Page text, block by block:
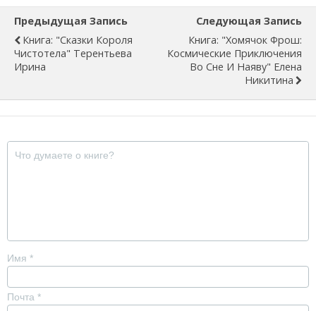
Предыдущая Запись
Книга: "Сказки Короля
Чистотела" Терентьева
Ирина
Следующая Запись
Книга: "Хомячок Фрош:
Космические Приключения
Во Сне И Наяву" Елена
Никитина
Имя *
Почта *